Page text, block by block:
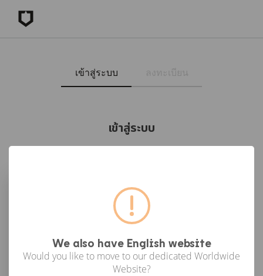
We also have English website
Would you like to move to our dedicated Worldwide
Website?
เข้าสู่ระบบ
เข้าสู่ระบบ
เข้าสู่ระบบด้วย Google
or